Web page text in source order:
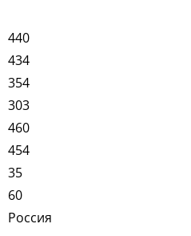
440
434
354
303
460
454
35
60
Россия